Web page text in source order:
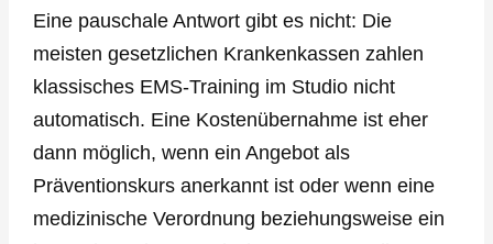
Eine pauschale Antwort gibt es nicht: Die
meisten gesetzlichen Krankenkassen zahlen
klassisches EMS-Training im Studio nicht
automatisch. Eine Kostenübernahme ist eher
dann möglich, wenn ein Angebot als
Präventionskurs anerkannt ist oder wenn eine
medizinische Verordnung beziehungsweise ein